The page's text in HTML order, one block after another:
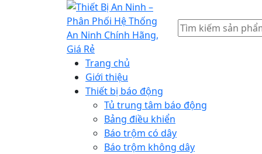
Tìm
kiếm
Trang chủ
Giới thiệu
Thiết bị báo động
Tủ trung tâm báo động
Bảng điều khiển
Báo trộm có dây
Báo trộm không dây